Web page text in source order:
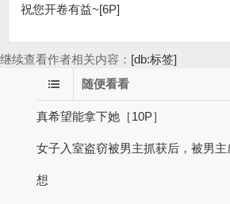
祝您开卷有益~[6P]
继续查看作者相关内容： [db:标签]
随便看看
真希望能拿下她［10P］
女子入室盗窃被男主抓获后，被男
想